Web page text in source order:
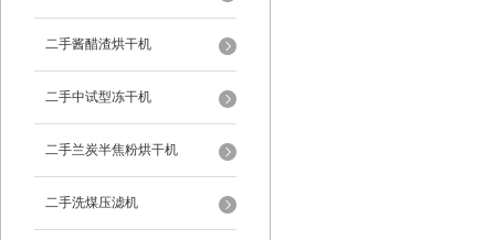
二手酱醋渣烘干机
二手中试型冻干机
二手兰炭半焦粉烘干机
二手洗煤压滤机